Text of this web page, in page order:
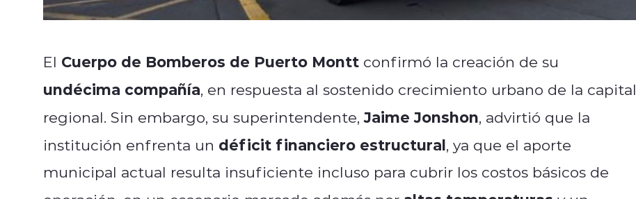
El Cuerpo de Bomberos de Puerto Montt confirmó la creación de su
undécima compañía, en respuesta al sostenido crecimiento urbano de la capital
regional. Sin embargo, su superintendente,Jaime Jonshon, advirtió que la
institución enfrenta un déficit financiero estructural, ya que el aporte
municipal actual resulta insuficiente incluso para cubrir los costos básicos de